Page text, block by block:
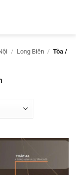
/ Long Biên / Tòa /